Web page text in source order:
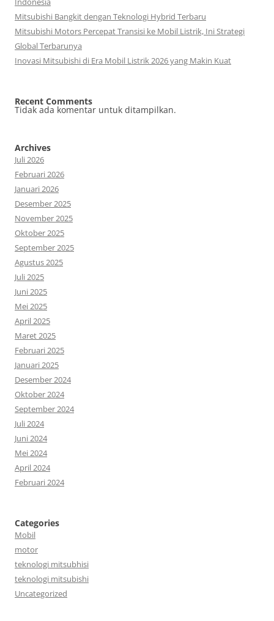
Mitsubishi Bangkit dengan Teknologi Hybrid Terbaru
Mitsubishi Motors Percepat Transisi ke Mobil Listrik, Ini Strategi
Global Terbarunya
Inovasi Mitsubishi di Era Mobil Listrik 2026 yang Makin Kuat
Recent Comments
Tidak ada komentar untuk ditampilkan.
Archives
Juli 2026
Februari 2026
Januari 2026
Desember 2025
November 2025
Oktober 2025
September 2025
Agustus 2025
Juli 2025
Juni 2025
Mei 2025
April 2025
Maret 2025
Februari 2025
Januari 2025
Desember 2024
Oktober 2024
September 2024
Juli 2024
Juni 2024
Mei 2024
April 2024
Februari 2024
Categories
Mobil
motor
teknologi mitsubhisi
teknologi mitsubishi
Uncategorized